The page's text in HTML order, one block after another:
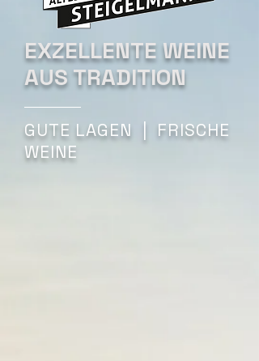
EXZELLENTE WEINE
AUS TRADITION
GUTE LAGEN | FRISCHE
WEINE